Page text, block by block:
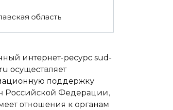
область
интернет-ресурс sud-
осуществляет
поддержку
Российской Федерации,
отношения к органам